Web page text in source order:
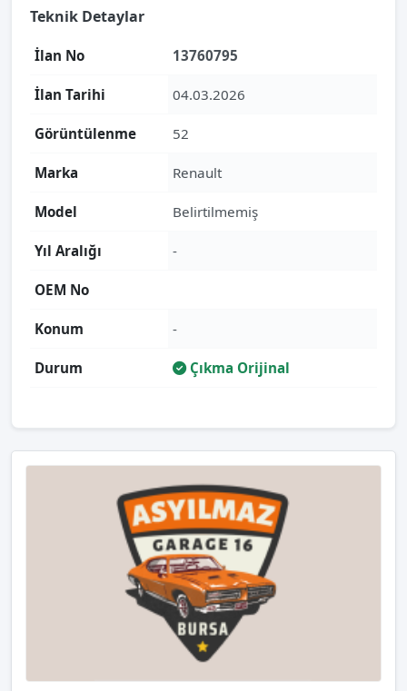
Teknik Detaylar
İlan No 13760795
İlan Tarihi 04.03.2026
Görüntülenme 52
Marka Renault
Model Belirtilmemiş
Yıl Aralığı -
OEM No
Konum -
Durum Çıkma Orijinal